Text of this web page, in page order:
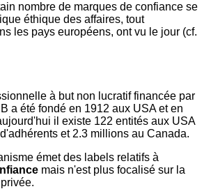
nombre de marques de confiance se
éthique des affaires, tout
les pays européens, ont vu le jour (cf.
à but non lucratif financée par
a été fondé en 1912 aux USA et en
il existe 122 entités aux USA
et 2.3 millions au Canada.
émet des labels relatifs à
mais n'est plus focalisé sur la